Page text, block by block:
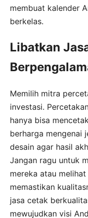
membuat kalender
berkelas.
Libatkan
Memilih mitra
investasi.
hanya bisa
berharga mengenai
desain agar hasil
Jangan ragu untuk
mereka atau melihat
memastikan
jasa cetak
mewujudkan visi